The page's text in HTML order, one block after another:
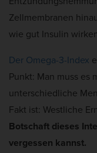
Zellmembranen
wie gut Insulin
Der Omega-3-Index
Punkt: Man muss es
unterschiedliche
Fakt ist: Westliche
Botschaft dieses
vergessen kannst.